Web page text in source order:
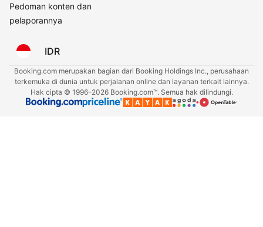
Pedoman konten dan
pelaporannya
IDR
Booking.com merupakan bagian dari Booking Holdings Inc., perusahaan
terkemuka di dunia untuk perjalanan online dan layanan terkait lainnya.
Hak cipta © 1996–2026 Booking.com™. Semua hak dilindungi.